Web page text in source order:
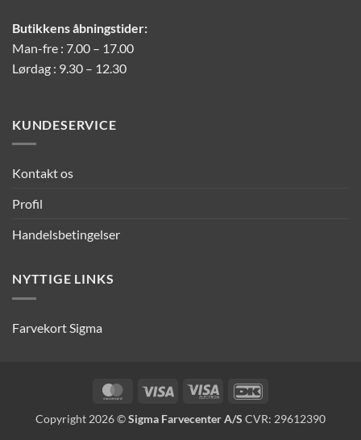
Butikkens åbningstider:
Man-fre : 7.00 – 17.00
Lørdag : 9.30 – 12.30
KUNDESERVICE
Kontakt os
Profil
Handelsbetingelser
NYTTIGE LINKS
Farvekort Sigma
MasterCardVisa
Visa
Copyright 2026 ©Sigma Farvecenter A/S CVR: 29612390